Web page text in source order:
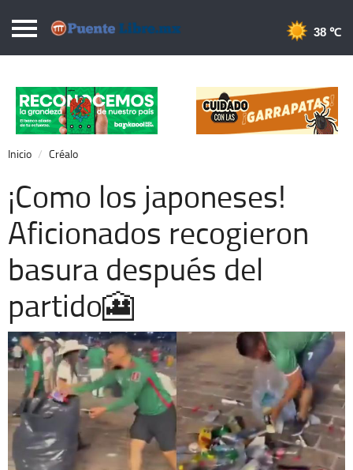
Puentelibre.mx
Local
Nacional
Opinión
Cronos
Economía
Espectáculos
Extra +
38 ℃
Inicio Créalo
¡Como los japoneses!
Aficionados recogieron
basura después del
partido🎦